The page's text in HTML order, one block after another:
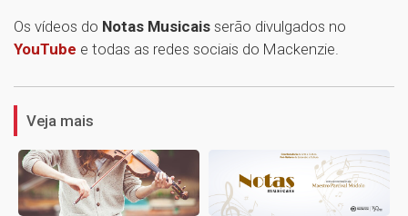
Os vídeos do Notas Musicais serão divulgados no
YouTube e todas as redes sociais do Mackenzie.
1
Veja mais